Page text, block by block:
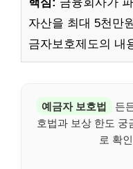
자산을 최대 5천만
금자보호제도의 내
예금자 보호법
든
호법과 보상 한도 궁
로 확